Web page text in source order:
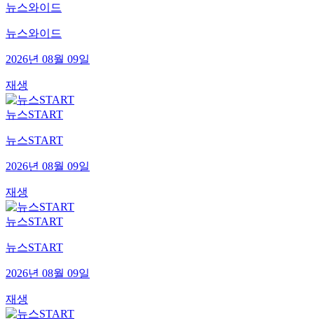
뉴스와이드
뉴스와이드
2026년 08월 09일
재생
뉴스START
뉴스START
2026년 08월 09일
재생
뉴스START
뉴스START
2026년 08월 09일
재생